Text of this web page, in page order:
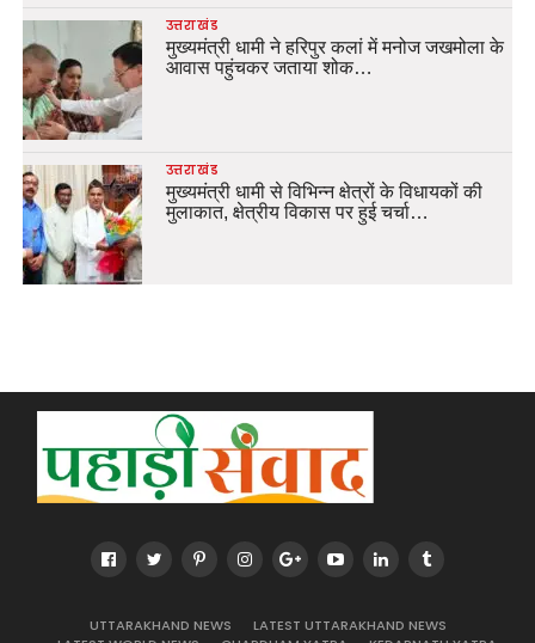
उत्तराखंड
मुख्यमंत्री धामी ने हरिपुर कलां में मनोज जखमोला के
आवास पहुंचकर जताया शोक…
उत्तराखंड
मुख्यमंत्री धामी से विभिन्न क्षेत्रों के विधायकों की
मुलाकात, क्षेत्रीय विकास पर हुई चर्चा…
UTTARAKHAND NEWS
LATEST UTTARAKHAND NEWS